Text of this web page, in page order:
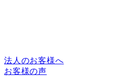
法人のお客様へ
お客様の声